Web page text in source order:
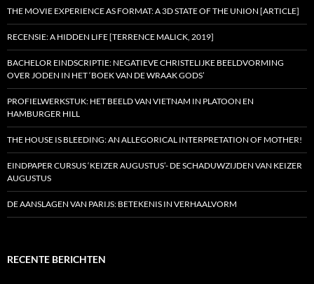
THE MOVIE EXPERIENCE AS FORMAT: A 3D STATE OF THE UNION [ARTICLE]
RECENSIE: A HIDDEN LIFE [TERRENCE MALICK, 2019]
BACHELOR EINDSCRIPTIE: NEGATIEVE CHRISTELIJKE BEELDVORMING
OVER JODEN IN HET ‘BOEK VAN DE WRAAK GODS’
PROFIELWERKSTUK: HET BEELD VAN VIETNAM IN PLATOON EN
HAMBURGER HILL
THE HOUSE IS BLEEDING: AN ALLEGORICAL INTERPRETATION OF MOTHER!
EINDPAPER CURSUS ‘KEIZER AUGUSTUS’- DE SCHADUWZIJDEN VAN KEIZER
AUGUSTUS
DE AANSLAGEN VAN PARIJS: BETEKENIS IN VERHAALVORM
RECENTE BERICHTEN